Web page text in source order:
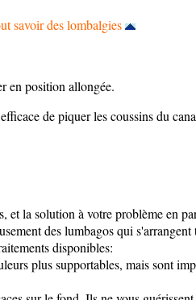
savoir des lombalgies
en position allongée.
de piquer les coussins du
la solution à votre problème en
des lumbagos qui
disponibles:
plus supportables, mais sont